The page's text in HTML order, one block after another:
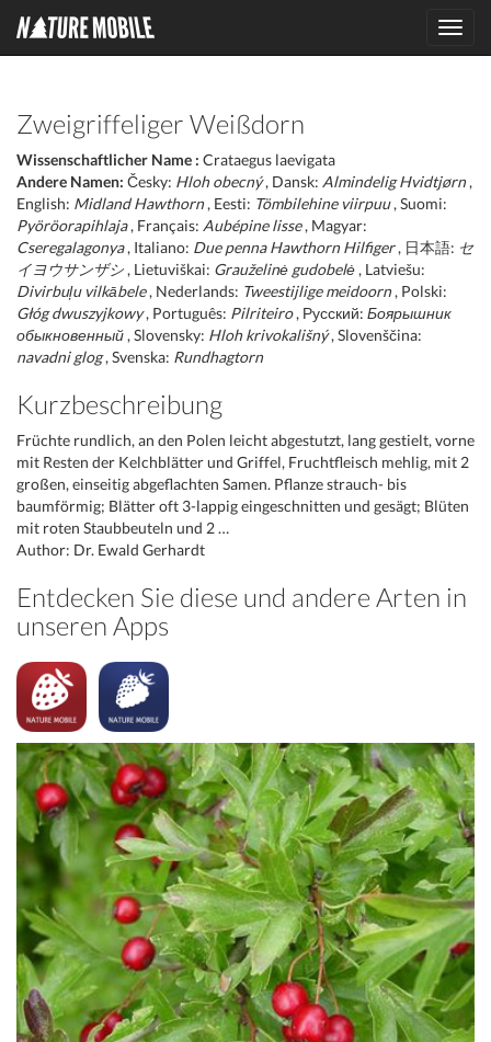
Zweigriffeliger Weißdorn
Wissenschaftlicher Name : Crataegus laevigata
Andere Namen: Česky: Hloh obecný, Dansk: Almindelig Hvidtjørn,
English: Midland Hawthorn, Eesti: Tömbilehine viirpuu, Suomi:
Pyöröorapihlaja, Français: Aubépine lisse, Magyar:
Cseregalagonya, Italiano: Due penna Hawthorn Hilfiger, 日本語: セ
イヨウサンザシ , Lietuviškai: Grauželinė gudobelė , Latviešu:
Divirbuļu vilkābele, Nederlands: Tweestijlige meidoorn, Polski:
Głóg dwuszyjkowy, Português: Pilriteiro, Русский: Боярышник
обыкновенный , Slovensky: Hloh krivokališný, Slovenščina:
navadni glog, Svenska: Rundhagtorn
Kurzbeschreibung
Früchte rundlich, an den Polen leicht abgestutzt, lang gestielt, vorne
mit Resten der Kelchblätter und Griffel, Fruchtfleisch mehlig, mit 2
großen, einseitig abgeflachten Samen. Pflanze strauch- bis
baumförmig; Blätter oft 3-lappig eingeschnitten und gesägt; Blüten
mit roten Staubbeuteln und 2 …
Author: Dr. Ewald Gerhardt
Entdecken Sie diese und andere Arten in
unseren Apps